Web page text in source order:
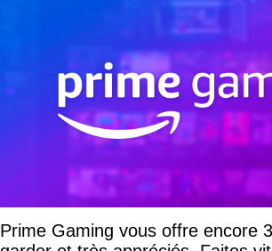
Prime Gaming vous offre encore